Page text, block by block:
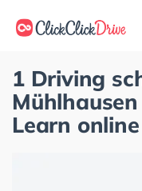
1 Driving
Learn online